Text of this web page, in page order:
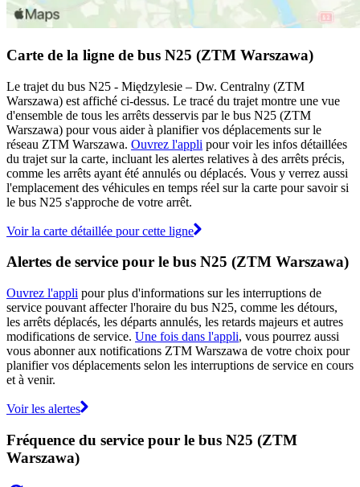
Carte de la ligne de bus N25 (ZTM Warszawa)
Le trajet du bus N25 - Międzylesie – Dw. Centralny (ZTM
Warszawa) est affiché ci-dessus. Le tracé du trajet montre une vue
d'ensemble de tous les arrêts desservis par le bus N25 (ZTM
Warszawa) pour vous aider à planifier vos déplacements sur le
réseau ZTM Warszawa. Ouvrez l'appli pour voir les infos détaillées
du trajet sur la carte, incluant les alertes relatives à des arrêts précis,
comme les arrêts ayant été annulés ou déplacés. Vous y verrez aussi
l'emplacement des véhicules en temps réel sur la carte pour savoir si
le bus N25 s'approche de votre arrêt.
Voir la carte détaillée pour cette ligne
Alertes de service pour le bus N25 (ZTM Warszawa)
Ouvrez l'appli pour plus d'informations sur les interruptions de
service pouvant affecter l'horaire du bus N25, comme les détours,
les arrêts déplacés, les départs annulés, les retards majeurs et autres
modifications de service. Une fois dans l'appli, vous pourrez aussi
vous abonner aux notifications ZTM Warszawa de votre choix pour
planifier vos déplacements selon les interruptions de service en cours
et à venir.
Voir les alertes
Fréquence du service pour le bus N25 (ZTM
Warszawa)